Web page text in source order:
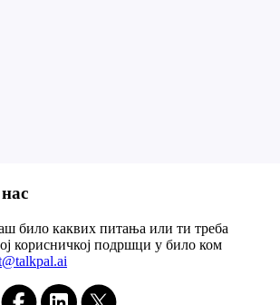
било каквих питања или ти треба
корисничкој подршци у било ком